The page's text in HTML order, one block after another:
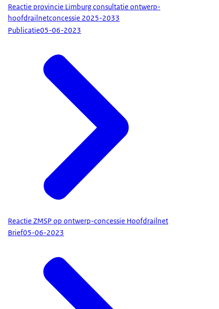
Reactie provincie Limburg consultatie ontwerp-
hoofdrailnetconcessie 2025-2033
Publicatie05-06-2023
Reactie ZMSP op ontwerp-concessie Hoofdrailnet
Brief05-06-2023